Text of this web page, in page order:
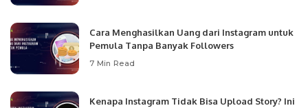
Cara Menghasilkan Uang dari Instagram untuk
Pemula Tanpa Banyak Followers
7 Min Read
Kenapa Instagram Tidak Bisa Upload Story? Ini